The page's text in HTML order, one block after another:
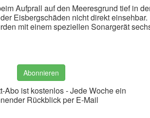
Aufprall auf den Meeresgrund tief in
Eisbergschäden nicht direkt
mit einem speziellen Sonargerät
Abonnieren
Abo ist kostenlos - Jede Woche ein
Rückblick per E-Mail